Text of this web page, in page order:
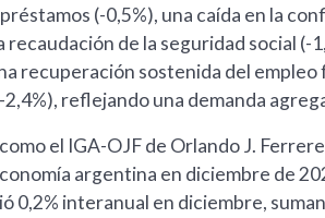
(-0,5%), una caída en la
recaudación de la seguridad social (-
recuperación sostenida del
2,4%), reflejando una demanda
el IGA-OJF de Orlando J.
argentina en diciembre de
0,2% interanual en diciembre,